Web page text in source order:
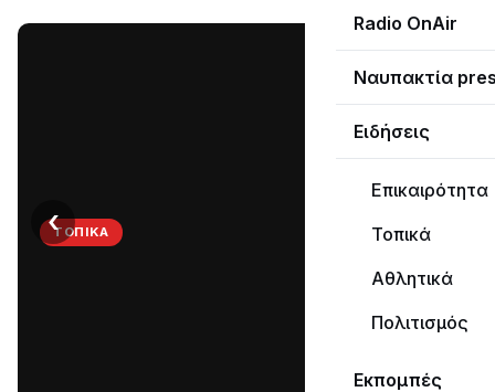
Radio OnAir
Ναυπακτία
Ειδήσεις
Επικαιρότητα
Τοπικά
Αθλητικά
Πολιτισμός
Εκπομπές
ΤΟΠΙΚΆ
‹